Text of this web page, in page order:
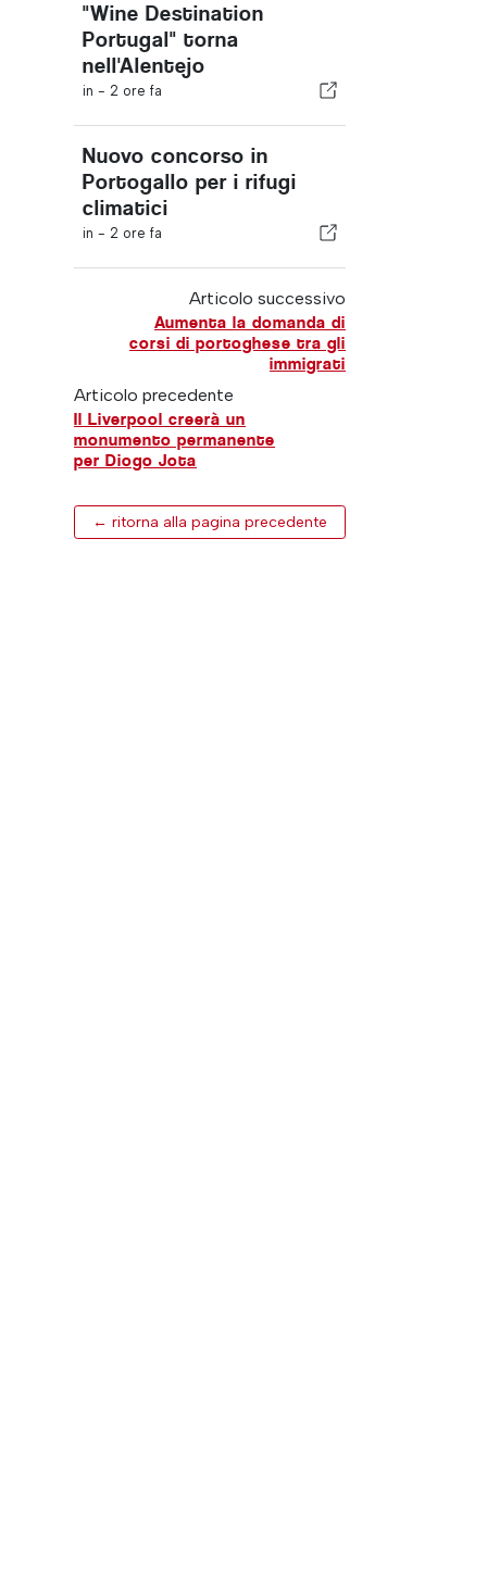
"Wine Destination
Portugal" torna
nell'Alentejo
in - 2 ore fa
Nuovo concorso in
Portogallo per i rifugi
climatici
in - 2 ore fa
Articolo successivo
Aumenta la domanda di
corsi di portoghese tra gli
immigrati
Articolo precedente
Il Liverpool creerà un
monumento permanente
per Diogo Jota
← ritorna alla pagina precedente